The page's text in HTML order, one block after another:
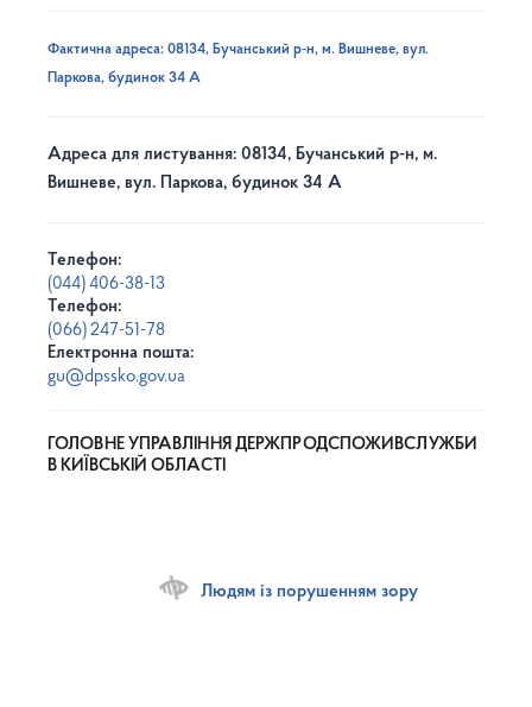
Фактична адреса: 08134, Бучанський р-н, м. Вишневе, вул.
Паркова, будинок 34 А
Адреса для листування: 08134, Бучанський р-н, м.
Вишневе, вул. Паркова, будинок 34 А
Телефон:
(044) 406-38-13
Телефон:
(066) 247-51-78
Електронна пошта:
gu@dpssko.gov.ua
ГОЛОВНЕ УПРАВЛІННЯ ДЕРЖПРОДСПОЖИВСЛУЖБИ
В КИЇВСЬКІЙ ОБЛАСТІ
Людям із порушенням зору